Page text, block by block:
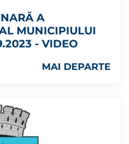
A
MUNICIPIULUI
- VIDEO
MAI DEPARTE